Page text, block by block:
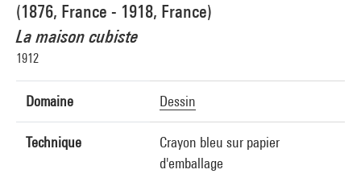
(1876, France - 1918, France)
La maison cubiste
1912
Domaine Dessin
Technique
Crayon bleu sur papier
d'emballage